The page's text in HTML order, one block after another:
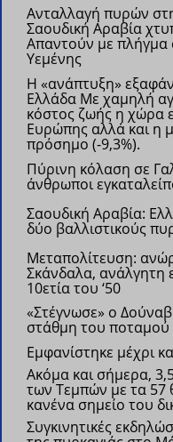
Ανταλλαγή πυρών
Σαουδική Αραβία
Απαντούν με πλήγμα
Υεμένης
Η «ανάπτυξη»
Ελλάδα Με χαμηλή
κόστος ζωής η χώρα
Ευρώπης αλλά και η
πρόσημο (-9,3%).
Πύρινη κόλαση σε
άνθρωποι
Σαουδική Αραβία:
δύο βαλλιστικούς
Μεταπολίτευση:
Σκάνδαλα, ανάλγητη
10ετία του ‘50
«Στέγνωσε» ο
στάθμη του ποταμού
Εμφανίστηκε μέχρι
Ακόμα και σήμερα,
των Τεμπών με τα 57
κανένα σημείο του
Συγκινητικές